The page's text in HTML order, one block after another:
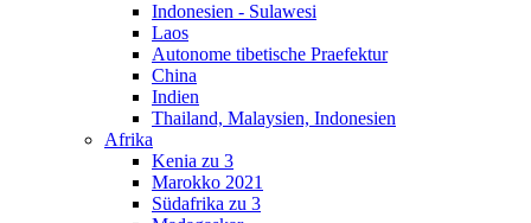
Indonesien - Sulawesi
Laos
Autonome tibetische Praefektur
China
Indien
Thailand, Malaysien, Indonesien
Afrika
Kenia zu 3
Marokko 2021
Südafrika zu 3